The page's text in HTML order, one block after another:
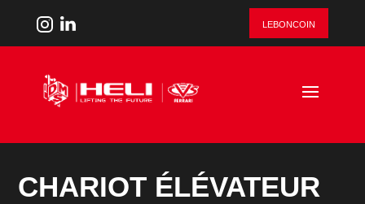
leboncoin
CHARIOT ÉLÉVATEUR